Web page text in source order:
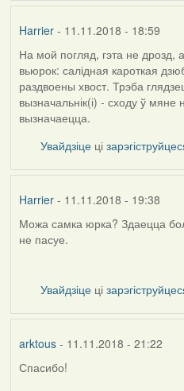
Harrier- 11.11.2018 - 18:59
In
reply
to
by
arktous
На мой погляд, гэта не дрозд,
вьюрок: салідная кароткая
раздвоены хвост. Трэба
вызначальнік(і) - сходу ў мяне
вызначаецца.
Увайдзіце ці
Harrier- 11.11.2018 - 19:38
In
reply
Harrier
Можа самка юрка? Здаецца
не пасуе.
Увайдзіце ці
arktous- 11.11.2018 - 21:22
In
Спасибо!